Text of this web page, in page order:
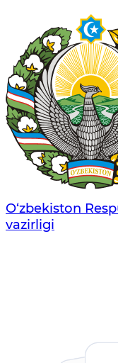
O‘zbеkistоn
vаzirligi